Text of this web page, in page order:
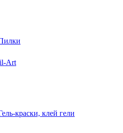
Art
краски, клей гели